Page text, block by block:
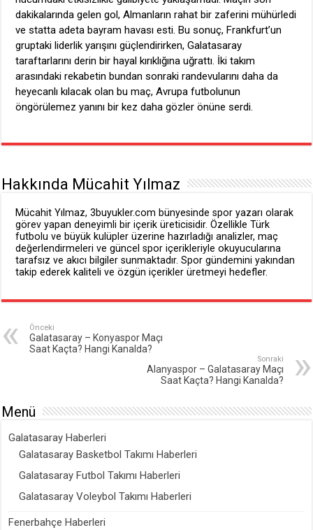
dakikalarında gelen gol, Almanların rahat bir zaferini mühürledi
ve statta adeta bayram havası esti. Bu sonuç, Frankfurt’un
gruptaki liderlik yarışını güçlendirirken, Galatasaray
taraftarlarını derin bir hayal kırıklığına uğrattı. İki takım
arasındaki rekabetin bundan sonraki randevularını daha da
heyecanlı kılacak olan bu maç, Avrupa futbolunun
öngörülemez yanını bir kez daha gözler önüne serdi.
Hakkında Mücahit Yılmaz
Mücahit Yılmaz, 3buyukler.com bünyesinde spor yazarı olarak
görev yapan deneyimli bir içerik üreticisidir. Özellikle Türk
futbolu ve büyük kulüpler üzerine hazırladığı analizler, maç
değerlendirmeleri ve güncel spor içerikleriyle okuyucularına
tarafsız ve akıcı bilgiler sunmaktadır. Spor gündemini yakından
takip ederek kaliteli ve özgün içerikler üretmeyi hedefler.
Önceki
Galatasaray – Konyaspor Maçı
Saat Kaçta? Hangi Kanalda?
Sonraki
Alanyaspor – Galatasaray Maçı
Saat Kaçta? Hangi Kanalda?
Menü
Galatasaray Haberleri
Galatasaray Basketbol Takımı Haberleri
Galatasaray Futbol Takımı Haberleri
Galatasaray Voleybol Takımı Haberleri
Fenerbahçe Haberleri